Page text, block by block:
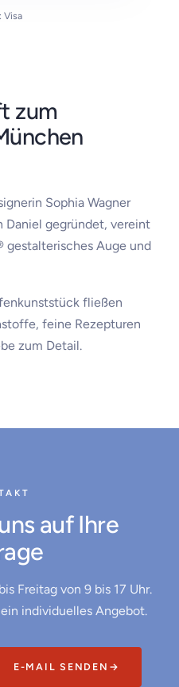
Visa
zum
Sophia Wagner
Daniel gegründet, vereint
gestalterisches Auge und
fließen
feine Rezepturen
zum Detail.
auf Ihre
Freitag von 9 bis 17 Uhr.
individuelles Angebot.
E-MAIL SENDEN →